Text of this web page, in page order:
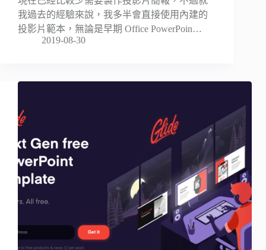
我過去的經驗來說，我多半會直接使用內建的
投影片範本，無論是早期 Office PowerPoin…
2019-08-30